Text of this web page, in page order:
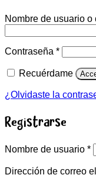
Nombre de usuario
Contraseña *
Recuérdame
¿Olvidaste la
Registrarse
Nombre de usuario *
Dirección de correo